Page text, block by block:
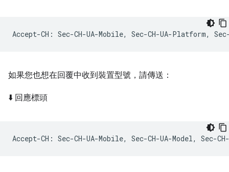
如果您也想在回覆中收到裝置型號，請傳送：
⬇️ 回應標頭